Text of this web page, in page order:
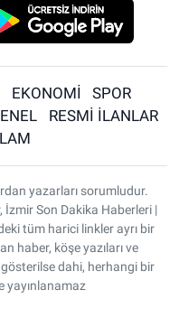
EKONOMİ
SPOR
RESMİ İLANLAR
yazarları sorumludur.
Son Dakika Haberleri |
tüm harici linkler ayrı bir
haber, köşe yazıları ve
dahi, herhangi bir
yayınlanamaz